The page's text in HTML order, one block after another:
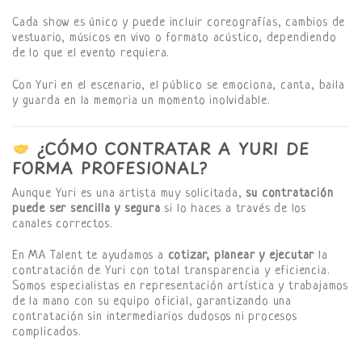
Cada show es único y puede incluir coreografías, cambios de
vestuario, músicos en vivo o formato acústico, dependiendo
de lo que el evento requiera.
Con Yuri en el escenario, el público se emociona, canta, baila
y guarda en la memoria un momento inolvidable.
¿CÓMO CONTRATAR A YURI DE
FORMA PROFESIONAL?
Aunque Yuri es una artista muy solicitada,su contratación
puede ser sencilla y segura si lo haces a través de los
canales correctos.
En MA Talent te ayudamos a cotizar, planear y ejecutar la
contratación de Yuri con total transparencia y eficiencia.
Somos especialistas en representación artística y trabajamos
de la mano con su equipo oficial, garantizando una
contratación sin intermediarios dudosos ni procesos
complicados.